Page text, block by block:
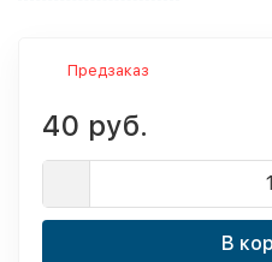
Предзаказ
40 руб.
В